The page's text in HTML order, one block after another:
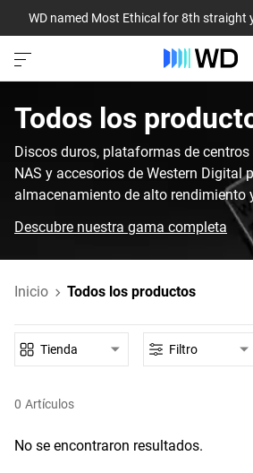
WD named Most Ethical for 8th straight
Todos los
Discos duros, plataformas de
NAS y accesorios de Western Digital
almacenamiento de alto rendimiento
Descubre nuestra gama completa
Inicio Todos los productos
0 Artículos
Tienda Filtro
No se encontraron resultados.